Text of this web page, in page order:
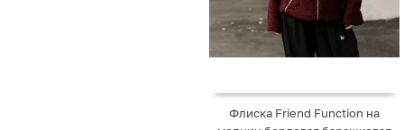
Флиска Friend Function на